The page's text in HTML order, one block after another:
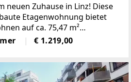
neuen Zuhause in Linz! Diese
Etagenwohnung bietet
auf ca. 75,47 m²
ca. 89,35 m² Nutzfläche.
sich im 8. Geschoss der
€ 1.219,00